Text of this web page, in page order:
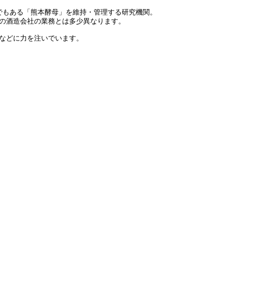
ある「熊本酵母」を維持・管理する研究機関。
造会社の業務とは多少異なります。
どに力を注いでいます。